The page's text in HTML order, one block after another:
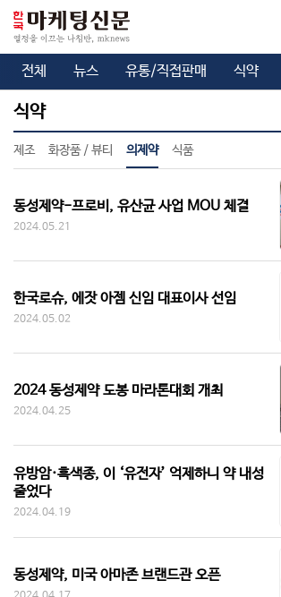
전체 뉴스 유통/직접판매 식약
식약
제조 화장품 / 뷰티 의제약 식품
동성제약-프로비, 유산균 사업 MOU 체결
2024.05.21
한국로슈, 에잣 아젬 신임 대표이사 선임
2024.05.02
2024 동성제약 도봉 마라톤대회 개최
2024.04.25
유방암·흑색종, 이 ‘유전자’ 억제하니 약 내성
줄었다
2024.04.19
동성제약, 미국 아마존 브랜드관 오픈